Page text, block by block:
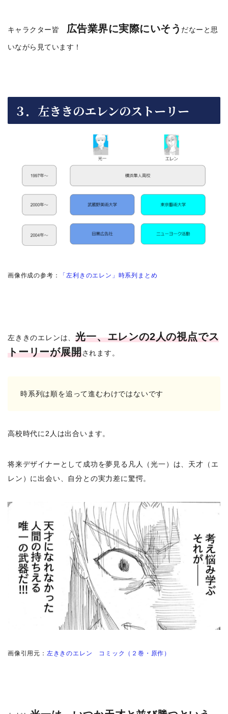
キャラクター皆 広告業界に実際にいそう だなーと思
いながら見ています！
３．左ききのエレンのストーリー
画像作成の参考： 「左利きのエレン」時系列まとめ
左ききのエレンは、光一、エレンの2人の視点でス
トーリーが展開されます。
時系列は順を追って進むわけではないです
高校時代に2人は出合います。
将来デザイナーとして成功を夢見る凡人（光一）は、天才（エ
レン）に出会い、自分との実力差に驚愕。
画像引用元： 左ききのエレン コミック（２巻・原作）